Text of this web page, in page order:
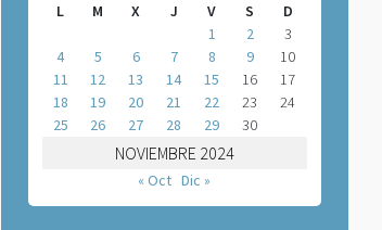
NOVIEMBRE 2024
L M X J V S
D
1
2
3
4
5 6 7 8 9
10
11
12 13 14 15 16
17
18
19 20 21 22 23
24
25
26 27 28 29 30
« Oct Dic »